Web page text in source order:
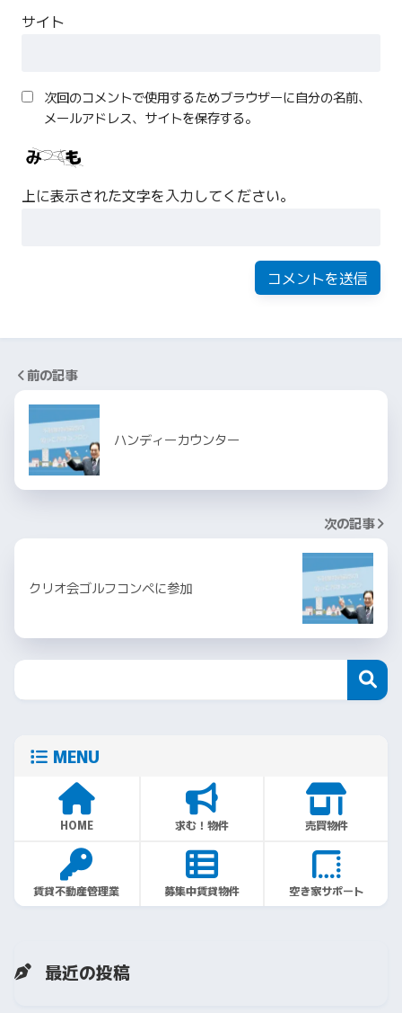
サイト
次回のコメントで使用するためブラウザーに自分の名前、
メールアドレス、サイトを保存する。
上に表示された文字を入力してください。
前の記事
ハンディーカウンター
次の記事
クリオ会ゴルフコンペに参加
MENU
HOME 求む！物件 売買物件
賃貸不動産管理業 募集中賃貸物件 空き家サポート
最近の投稿